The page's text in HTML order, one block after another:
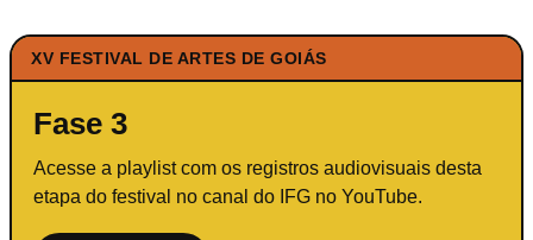
XV FESTIVAL DE ARTES DE GOIÁS
Fase 3
Acesse a playlist com os registros audiovisuais desta
etapa do festival no canal do IFG no YouTube.